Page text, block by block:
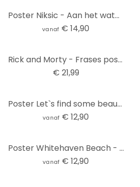
Poster Niksic - Aan het water - panorama
vanaf € 14,90
Rick and Morty - Frases poster, poster (53 x 158 cm)
€ 21,99
Poster Let`s find some beautiful Place
vanaf € 12,90
Poster Whitehaven Beach - Panorama
vanaf € 12,90